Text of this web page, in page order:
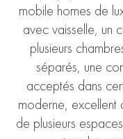
mobile homes de
avec vaisselle, un
plusieurs
séparés, une
acceptés dans
moderne, excellent
de plusieurs